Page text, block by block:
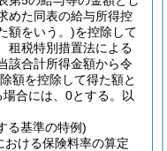
めた同表の給与所得控
額をいう。)を控除して
租税特別措置法による
該合計所得金額から令
額を控除して得た額と
合には、0とする。以
る基準の特例)
ける保険料率の算定